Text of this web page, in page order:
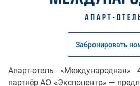
Забронировать
Апарт-отель
партнёр АО «Экспоцентр» —